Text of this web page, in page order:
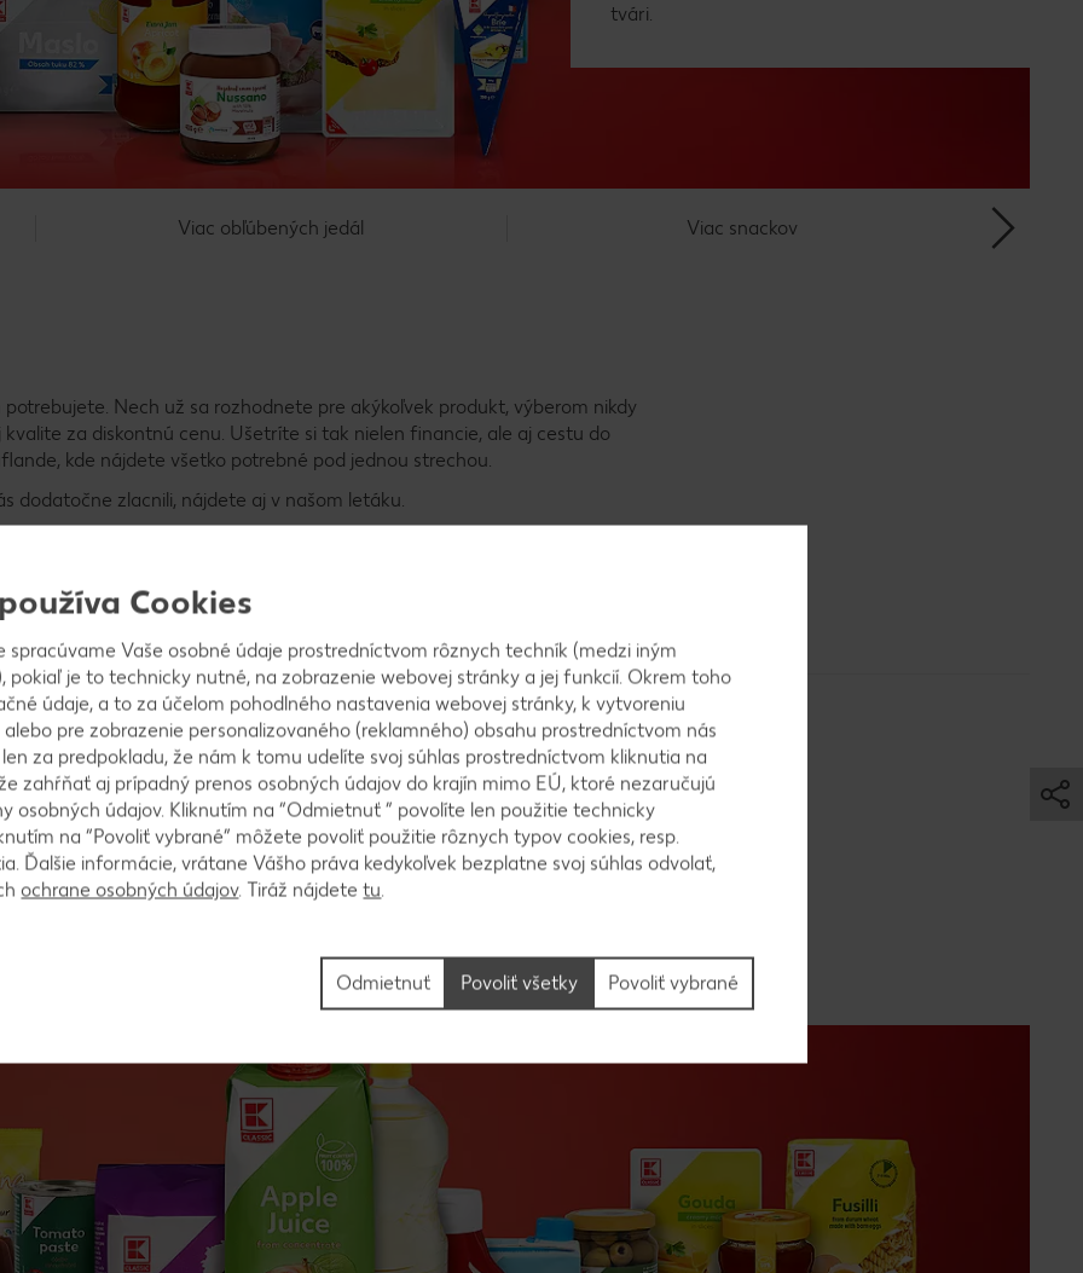
tvári.
Viac obľúbených jedál Viac snackov
Nech už sa rozhodnete pre akýkoľvek produkt, výberom nikdy
za diskontnú cenu. Ušetríte si tak nielen financie, ale aj cestu do
kde nájdete všetko potrebné pod jednou strechou.
dodatočne zlacnili, nájdete aj v našom letáku.
v našom sortimente
máme v sortimente viac ako 1000, sa každé vaše nakupovanie zmení na
pohodlne môžete nakúpiť v Kauflande. Takéto moderné nakupovanie
diskontu je naozaj zbytočná. Je dobré vedieť aj to, že sortiment v
produkty, aby ste zakaždým nakúpili všetko potrebné pod jednou
Cookies
spracúvame Vaše osobné údaje prostredníctvom rôznych techník (medzi iným
pokiaľ je to technicky nutné, na zobrazenie webovej stránky a jej funkcií. Okrem toho
údaje, a to za účelom pohodlného nastavenia webovej stránky, k vytvoreniu
pre zobrazenie personalizovaného (reklamného) obsahu prostredníctvom nás
za predpokladu, že nám k tomu udelíte svoj súhlas prostredníctvom kliknutia na
zahŕňať aj prípadný prenos osobných údajov do krajín mimo EÚ, ktoré nezaručujú
osobných údajov. Kliknutím na “Odmietnuť ” povolíte len použitie technicky
na “Povoliť vybrané” môžete povoliť použitie rôznych typov cookies, resp.
Ďalšie informácie, vrátane Vášho práva kedykoľvek bezplatne svoj súhlas odvolať,
ochrane osobných údajov. Tiráž nájdetetu.
Povoliť vybrané
Odmietnuť Povoliť všetky